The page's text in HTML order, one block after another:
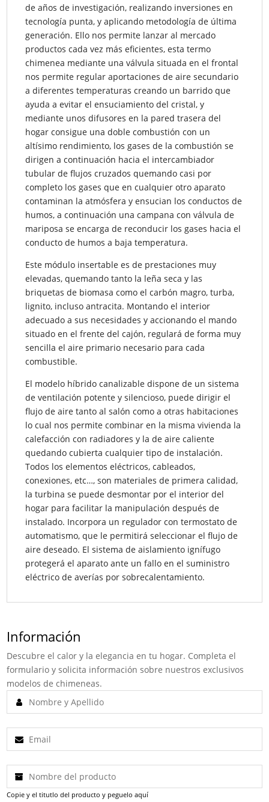
de años de investigación, realizando inversiones en
tecnología punta, y aplicando metodología de última
generación. Ello nos permite lanzar al mercado
productos cada vez más eficientes, esta termo
chimenea mediante una válvula situada en el frontal
nos permite regular aportaciones de aire secundario
a diferentes temperaturas creando un barrido que
ayuda a evitar el ensuciamiento del cristal, y
mediante unos difusores en la pared trasera del
hogar consigue una doble combustión con un
altísimo rendimiento, los gases de la combustión se
dirigen a continuación hacia el intercambiador
tubular de flujos cruzados quemando casi por
completo los gases que en cualquier otro aparato
contaminan la atmósfera y ensucian los conductos de
humos, a continuación una campana con válvula de
mariposa se encarga de reconducir los gases hacia el
conducto de humos a baja temperatura.
Este módulo insertable es de prestaciones muy
elevadas, quemando tanto la leña seca y las
briquetas de biomasa como el carbón magro, turba,
lignito, incluso antracita. Montando el interior
adecuado a sus necesidades y accionando el mando
situado en el frente del cajón, regulará de forma muy
sencilla el aire primario necesario para cada
combustible.
El modelo híbrido canalizable dispone de un sistema
de ventilación potente y silencioso, puede dirigir el
flujo de aire tanto al salón como a otras habitaciones
lo cual nos permite combinar en la misma vivienda la
calefacción con radiadores y la de aire caliente
quedando cubierta cualquier tipo de instalación.
Todos los elementos eléctricos, cableados,
conexiones, etc…, son materiales de primera calidad,
la turbina se puede desmontar por el interior del
hogar para facilitar la manipulación después de
instalado. Incorpora un regulador con termostato de
automatismo, que le permitirá seleccionar el flujo de
aire deseado. El sistema de aislamiento ignífugo
protegerá el aparato ante un fallo en el suministro
eléctrico de averías por sobrecalentamiento.
Información
Descubre el calor y la elegancia en tu hogar. Completa el
formulario y solicita información sobre nuestros exclusivos
modelos de chimeneas.
Copie y el titutlo del producto y peguelo aquí